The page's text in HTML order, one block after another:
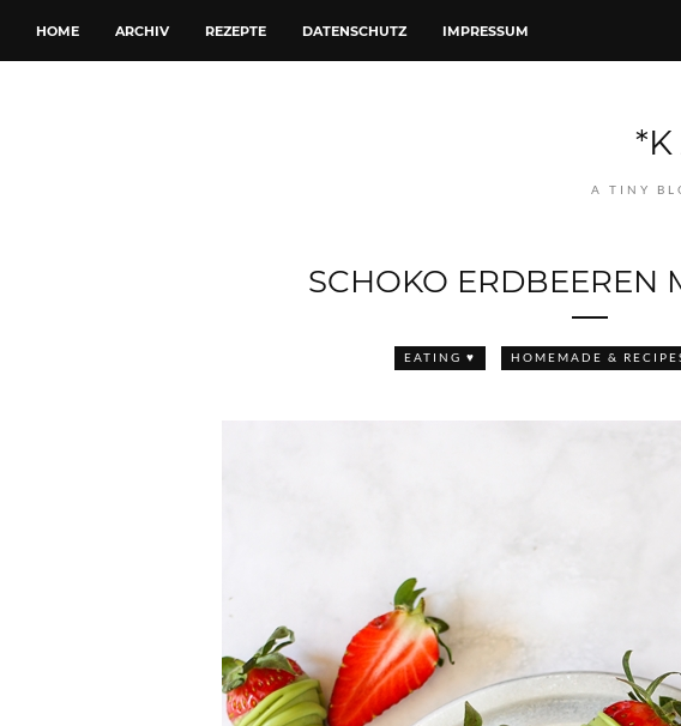
HOME ARCHIV REZEPTE DATENSCHUTZ IMPRESSUM
*K
A TINY
SCHOKO ERDBEEREN
EATING ♥ HOMEMADE &